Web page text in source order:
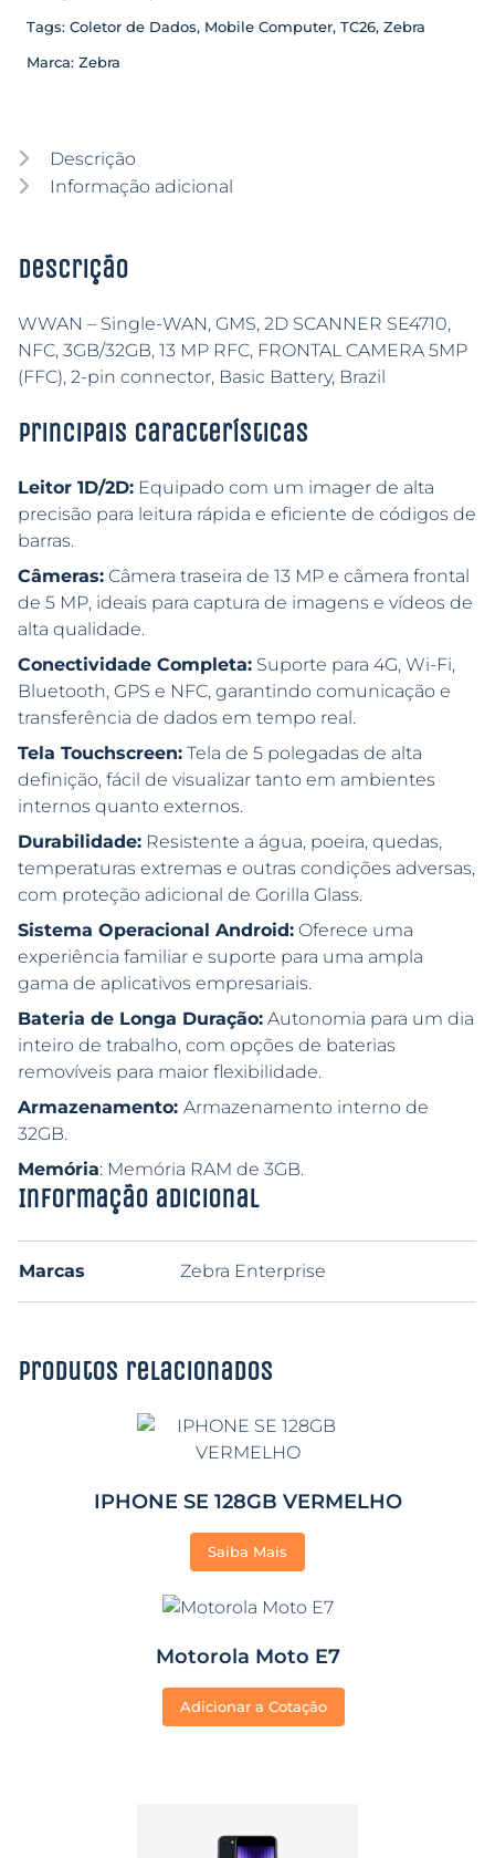
Tags: Coletor de Dados, Mobile Computer, TC26, Zebra
Marca: Zebra
Descrição
Informação adicional
Descrição
WWAN – Single-WAN, GMS, 2D SCANNER SE4710,
NFC, 3GB/32GB, 13 MP RFC, FRONTAL CAMERA 5MP
(FFC), 2-pin connector, Basic Battery, Brazil
Principais características
Leitor 1D/2D: Equipado com um imager de alta
precisão para leitura rápida e eficiente de códigos de
barras.
Câmeras: Câmera traseira de 13 MP e câmera frontal
de 5 MP, ideais para captura de imagens e vídeos de
alta qualidade.
Conectividade Completa: Suporte para 4G, Wi-Fi,
Bluetooth, GPS e NFC, garantindo comunicação e
transferência de dados em tempo real.
Tela Touchscreen: Tela de 5 polegadas de alta
definição, fácil de visualizar tanto em ambientes
internos quanto externos.
Durabilidade: Resistente a água, poeira, quedas,
temperaturas extremas e outras condições adversas,
com proteção adicional de Gorilla Glass.
Sistema Operacional Android: Oferece uma
experiência familiar e suporte para uma ampla
gama de aplicativos empresariais.
Bateria de Longa Duração: Autonomia para um dia
inteiro de trabalho, com opções de baterias
removíveis para maior flexibilidade.
Armazenamento: Armazenamento interno de
32GB.
Memória: Memória RAM de 3GB.
Informação adicional
Marcas Zebra Enterprise
Produtos relacionados
IPHONE SE 128GB VERMELHO
Saiba Mais
Motorola Moto E7
Adicionar a Cotação